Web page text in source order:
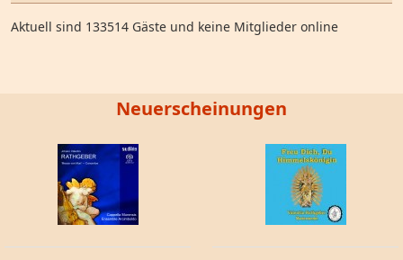
Aktuell sind 133514 Gäste und keine Mitglieder online
Neuerscheinungen